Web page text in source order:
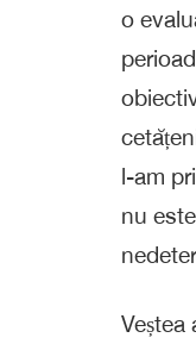
o
l-am
nu
Veștea